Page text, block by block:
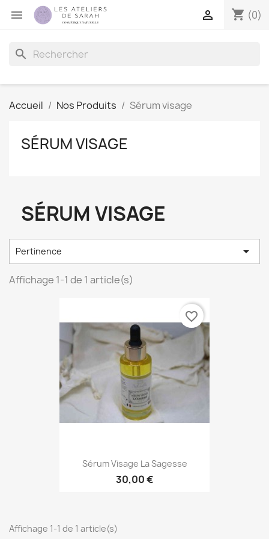
 shopping_cart (0)

search
Accueil Nos Produits Sérum visage
SÉRUM VISAGE
SÉRUM VISAGE
Pertinence 
Affichage 1-1 de 1 article(s)
Sérum Visage La Sagesse
30,00 €
favorite_border
Affichage 1-1 de 1 article(s)